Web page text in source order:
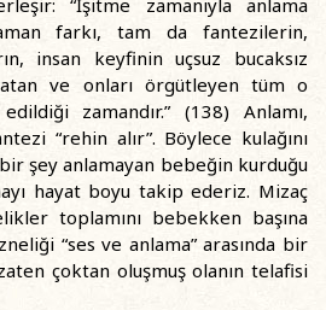
farkı, tam da fantezilerin,
insan keyfinin uçsuz bucaksız
ve onları örgütleyen tüm o
zamandır.” (138) Anlamı,
“rehin alır”. Böylece kulağını
şey anlamayan bebeğin kurduğu
hayat boyu takip ederiz. Mizaç
toplamını bebekken başına
“ses ve anlama” arasında bir
çoktan oluşmuş olanın telafisi